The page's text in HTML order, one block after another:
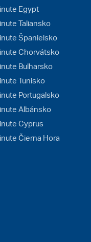
Egypt
Taliansko
Španielsko
Chorvátsko
Bulharsko
Tunisko
Portugalsko
Albánsko
Cyprus
Čierna Hora